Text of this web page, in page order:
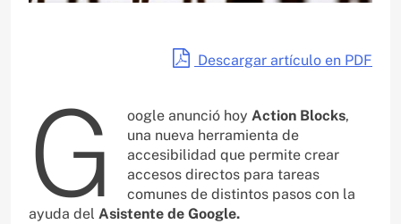
Descargar artículo en PDF
G oogle anunció hoyAction Blocks,
una nueva herramienta de
accesibilidad que permite crear
accesos directos para tareas
comunes de distintos pasos con la
ayuda del Asistente de Google.